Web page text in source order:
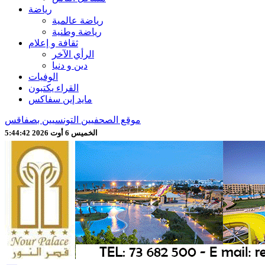
رياضة
رياضة عالمية
رياضة وطنية
ثقافة و إعلام
الرأي الآخر
دين و دنيا
الوفيات
القراء يكتبون
مايد إين سفاكس
موقع الصحفيين التونسيين بصفاقس
الخميس 6 أوت 2026 5:44:45